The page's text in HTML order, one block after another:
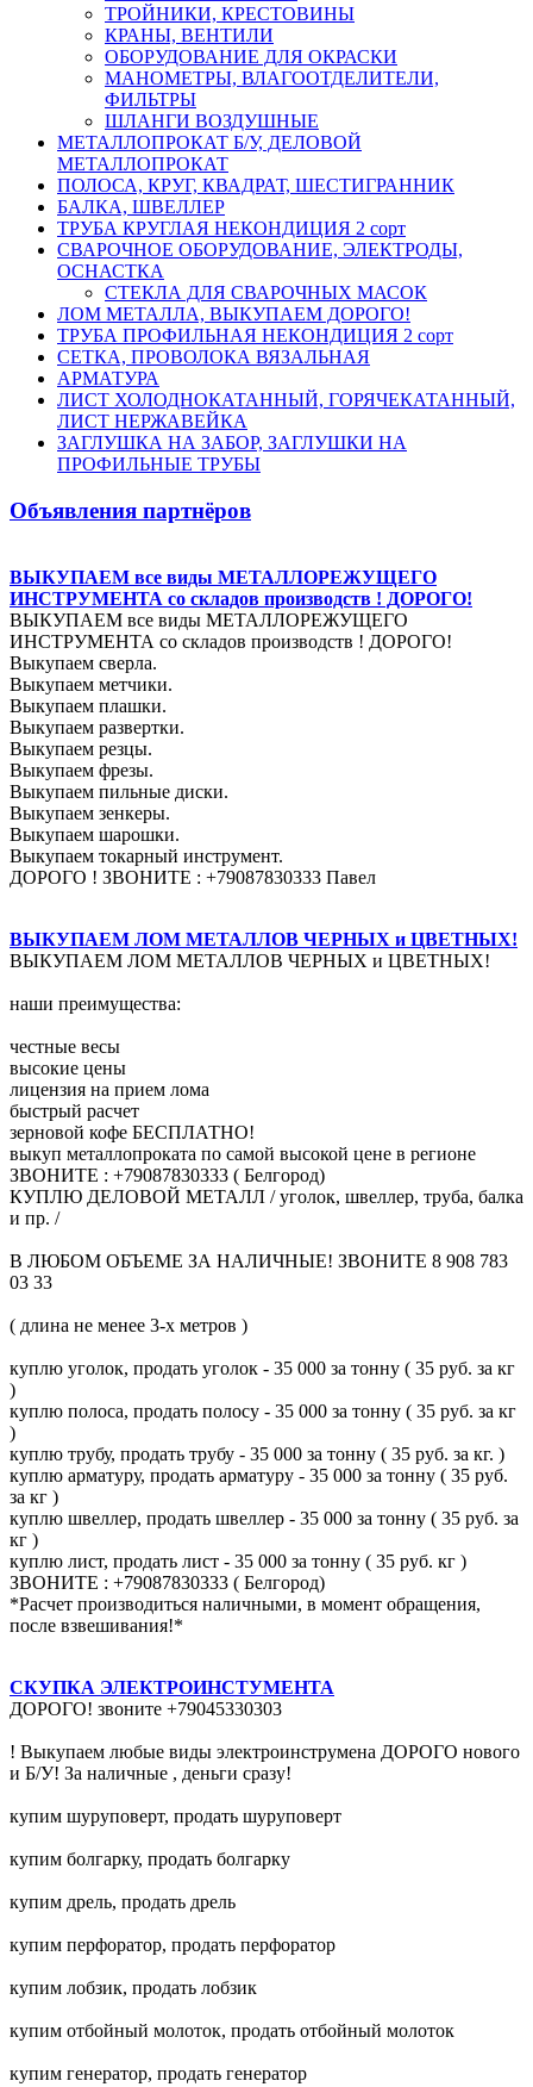
ТРОЙНИКИ, КРЕСТОВИНЫ
КРАНЫ, ВЕНТИЛИ
ОБОРУДОВАНИЕ ДЛЯ ОКРАСКИ
МАНОМЕТРЫ, ВЛАГООТДЕЛИТЕЛИ,
ФИЛЬТРЫ
ШЛАНГИ ВОЗДУШНЫЕ
МЕТАЛЛОПРОКАТ Б/У, ДЕЛОВОЙ
МЕТАЛЛОПРОКАТ
ПОЛОСА, КРУГ, КВАДРАТ, ШЕСТИГРАННИК
БАЛКА, ШВЕЛЛЕР
ТРУБА КРУГЛАЯ НЕКОНДИЦИЯ 2 сорт
СВАРОЧНОЕ ОБОРУДОВАНИЕ, ЭЛЕКТРОДЫ,
ОСНАСТКА
СТЕКЛА ДЛЯ СВАРОЧНЫХ МАСОК
ЛОМ МЕТАЛЛА, ВЫКУПАЕМ ДОРОГО!
ТРУБА ПРОФИЛЬНАЯ НЕКОНДИЦИЯ 2 сорт
СЕТКА, ПРОВОЛОКА ВЯЗАЛЬНАЯ
АРМАТУРА
ЛИСТ ХОЛОДНОКАТАННЫЙ, ГОРЯЧЕКАТАННЫЙ,
ЛИСТ НЕРЖАВЕЙКА
ЗАГЛУШКА НА ЗАБОР, ЗАГЛУШКИ НА
ПРОФИЛЬНЫЕ ТРУБЫ
Объявления партнёров
ВЫКУПАЕМ все виды МЕТАЛЛОРЕЖУЩЕГО
ИНСТРУМЕНТА со складов производств ! ДОРОГО!
ВЫКУПАЕМ все виды МЕТАЛЛОРЕЖУЩЕГО
ИНСТРУМЕНТА со складов производств ! ДОРОГО!
Выкупаем сверла.
Выкупаем метчики.
Выкупаем плашки.
Выкупаем развертки.
Выкупаем резцы.
Выкупаем фрезы.
Выкупаем пильные диски.
Выкупаем зенкеры.
Выкупаем шарошки.
Выкупаем токарный инструмент.
ДОРОГО ! ЗВОНИТЕ : +79087830333 Павел
ВЫКУПАЕМ ЛОМ МЕТАЛЛОВ ЧЕРНЫХ и ЦВЕТНЫХ!
ВЫКУПАЕМ ЛОМ МЕТАЛЛОВ ЧЕРНЫХ и ЦВЕТНЫХ!
наши преимущества:
честные весы
высокие цены
лицензия на прием лома
быстрый расчет
зерновой кофе БЕСПЛАТНО!
выкуп металлопроката по самой высокой цене в регионе
ЗВОНИТЕ : +79087830333 ( Белгород)
КУПЛЮ ДЕЛОВОЙ МЕТАЛЛ / уголок, швеллер, труба, балка
и пр. /
В ЛЮБОМ ОБЪЕМЕ ЗА НАЛИЧНЫЕ! ЗВОНИТЕ 8 908 783
03 33
( длина не менее 3-х метров )
куплю уголок, продать уголок - 35 000 за тонну ( 35 руб. за кг
)
куплю полоса, продать полосу - 35 000 за тонну ( 35 руб. за кг
)
куплю трубу, продать трубу - 35 000 за тонну ( 35 руб. за кг. )
куплю арматуру, продать арматуру - 35 000 за тонну ( 35 руб.
за кг )
куплю швеллер, продать швеллер - 35 000 за тонну ( 35 руб. за
кг )
куплю лист, продать лист - 35 000 за тонну ( 35 руб. кг )
ЗВОНИТЕ : +79087830333 ( Белгород)
*Расчет производиться наличными, в момент обращения,
после взвешивания!*
СКУПКА ЭЛЕКТРОИНСТУМЕНТА
ДОРОГО! звоните +79045330303
! Выкупаем любые виды электроинструмена ДОРОГО нового
и Б/У! За наличные , деньги сразу!
купим шуруповерт, продать шуруповерт
купим болгарку, продать болгарку
купим дрель, продать дрель
купим перфоратор, продать перфоратор
купим лобзик, продать лобзик
купим отбойный молоток, продать отбойный молоток
купим генератор, продать генератор